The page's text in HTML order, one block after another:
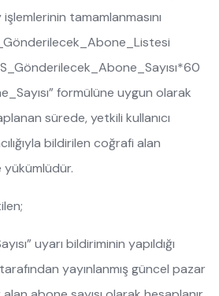
tamamlanmasını
formülüne uygun olarak
sürede, yetkili kullanıcı
bildirilen coğrafi alan
yükümlüdür.
uyarı bildiriminin yapıldığı
yayınlanmış güncel pazar